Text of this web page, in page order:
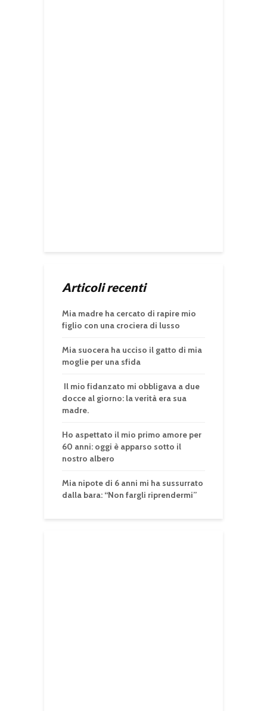
Articoli recenti
Mia madre ha cercato di rapire mio
figlio con una crociera di lusso
Mia suocera ha ucciso il gatto di mia
moglie per una sfida
Il mio fidanzato mi obbligava a due
docce al giorno: la verità era sua
madre.
Ho aspettato il mio primo amore per
60 anni: oggi è apparso sotto il
nostro albero
Mia nipote di 6 anni mi ha sussurrato
dalla bara: “Non fargli riprendermi”